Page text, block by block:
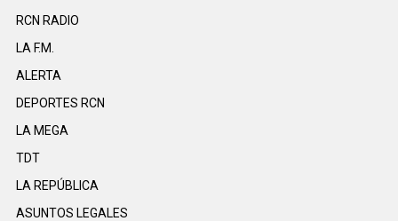
RCN RADIO
LA F.M.
ALERTA
DEPORTES RCN
LA MEGA
TDT
LA REPÚBLICA
ASUNTOS LEGALES